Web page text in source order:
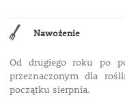
Nawożenie
Od drugiego roku po
przeznaczonym dla
początku sierpnia.